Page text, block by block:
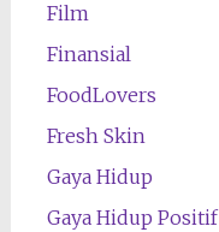
Film
Finansial
FoodLovers
Fresh Skin
Gaya Hidup
Gaya Hidup Positif